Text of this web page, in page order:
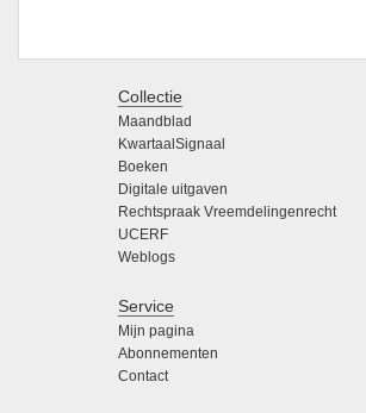
Collectie
Maandblad
KwartaalSignaal
Boeken
Digitale uitgaven
Rechtspraak Vreemdelingenrecht
UCERF
Weblogs
Service
Mijn pagina
Abonnementen
Contact